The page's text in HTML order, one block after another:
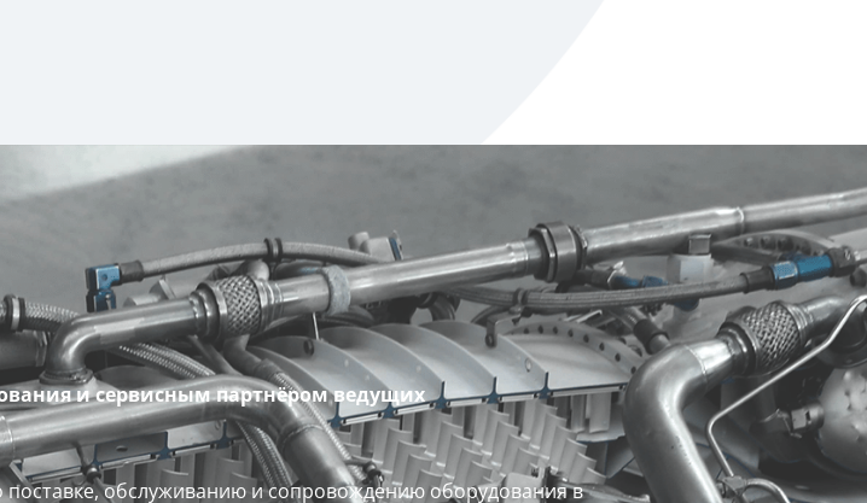
и сервисным партнёром ведущих
обслуживанию и сопровождению оборудования в